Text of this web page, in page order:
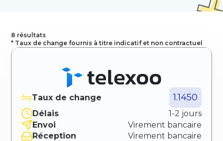
8 résultats
* Taux de change fournis à titre indicatif et non contractuel
Taux de change 1.1450
Délais
1-2 jours
Envoi
Virement bancaire
Réception
Virement bancaire